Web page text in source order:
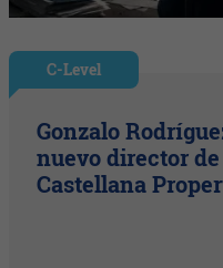
C-Level
Gonzalo
nuevo director
Castellana